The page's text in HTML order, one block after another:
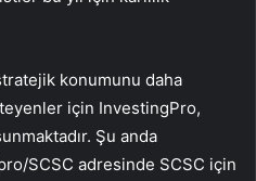
konumunu daha
için InvestingPro,
Şu anda
SCSC adresinde SCSC için